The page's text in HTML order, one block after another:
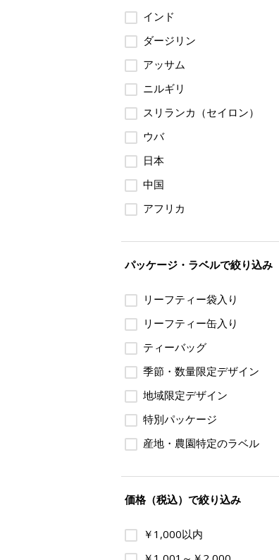
豊かな香りと余韻を楽しむ
ダージリン夏摘み紅茶
スティーセレクション
インド
ダージリン
アッサム
ニルギリ
スリランカ（セイロン）
ウバ
日本
中国
アフリカ
パッケージ・ラベルで絞り込み
リーフティー袋入り
リーフティー缶入り
ティーバッグ
季節・数量限定デザイン
地域限定デザイン
特別パッケージ
産地・農園特定のラベル
価格（税込）で絞り込み
￥1,000以内